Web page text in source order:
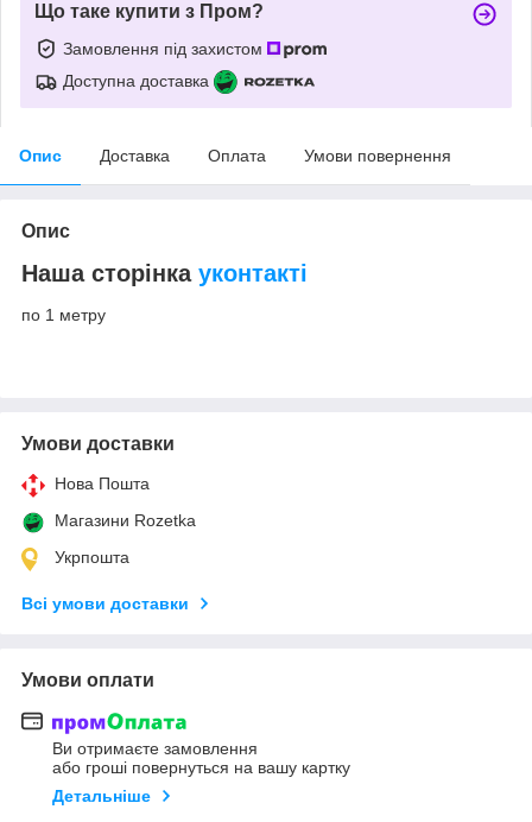
Що таке купити з Пром?
Замовлення під захистом
Доступна доставка
Опис Доставка Оплата Умови повернення
Опис
Наша сторінка уконтакті
по 1 метру
Умови доставки
Нова Пошта
Магазини Rozetka
Укрпошта
Всі умови доставки
Умови оплати
Ви отримаєте замовлення
або гроші повернуться на вашу картку
Детальніше